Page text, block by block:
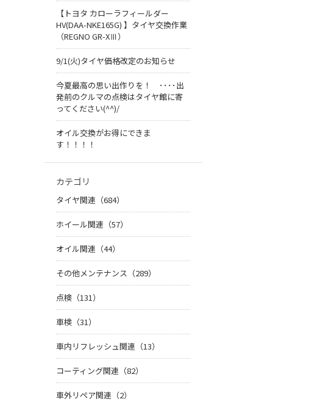
【トヨタ カローラフィールダー
HV(DAA-NKE165G) 】タイヤ交換作業
（REGNO GR-XⅢ）
9/1(火)タイヤ価格改定のお知らせ
今夏最高の思い出作りを！ ････出
発前のクルマの点検はタイヤ館に寄
ってください(^^)/
オイル交換がお得にできま
す！！！！
カテゴリ
タイヤ関連（684）
ホイール関連（57）
オイル関連（44）
その他メンテナンス（289）
点検（131）
車検（31）
車内リフレッシュ関連（13）
コーティング関連（82）
車外リペア関連（2）